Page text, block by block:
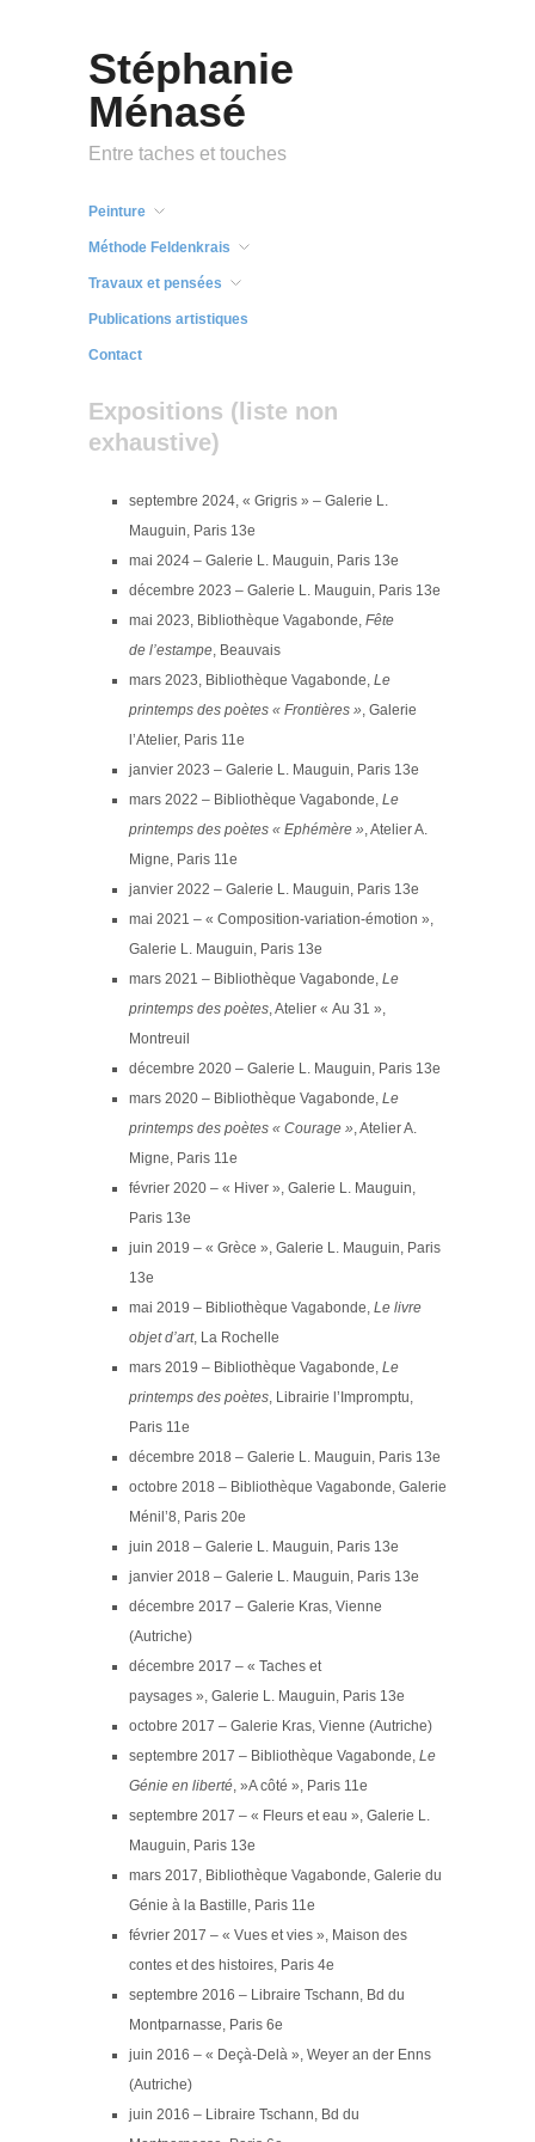
Stéphanie
Ménasé
Entre taches et touches
Peinture
Méthode Feldenkrais
Travaux et pensées
Publications artistiques
Contact
Expositions (liste non
exhaustive)
septembre 2024, « Grigris » – Galerie L.
Mauguin, Paris 13e
mai 2024 – Galerie L. Mauguin, Paris 13e
décembre 2023 – Galerie L. Mauguin, Paris 13e
mai 2023, Bibliothèque Vagabonde,Fête
del’estampe, Beauvais
mars 2023, Bibliothèque Vagabonde,Le
printemps des poètes « Frontières », Galerie
l’Atelier, Paris 11e
janvier 2023 – Galerie L. Mauguin, Paris 13e
mars 2022 – Bibliothèque Vagabonde,Le
printemps des poètes « Ephémère », Atelier A.
Migne, Paris 11e
janvier 2022 – Galerie L. Mauguin, Paris 13e
mai 2021 – « Composition-variation-émotion »,
Galerie L. Mauguin, Paris 13e
mars 2021 – Bibliothèque Vagabonde,Le
printemps des poètes, Atelier « Au 31 »,
Montreuil
décembre 2020 – Galerie L. Mauguin, Paris 13e
mars 2020 – Bibliothèque Vagabonde,Le
printemps des poètes « Courage », Atelier A.
Migne, Paris 11e
février 2020 – « Hiver », Galerie L. Mauguin,
Paris 13e
juin 2019 – « Grèce », Galerie L. Mauguin, Paris
13e
mai 2019 – Bibliothèque Vagabonde, Le livre
objet d’art, La Rochelle
mars 2019 – Bibliothèque Vagabonde,Le
printemps des poètes, Librairie l’Impromptu,
Paris 11e
décembre 2018 – Galerie L. Mauguin, Paris 13e
octobre 2018 – Bibliothèque Vagabonde, Galerie
Ménil’8, Paris 20e
juin 2018 – Galerie L. Mauguin, Paris 13e
janvier 2018 – Galerie L. Mauguin, Paris 13e
décembre 2017 – Galerie Kras, Vienne
(Autriche)
décembre 2017 – « Taches et
paysages », Galerie L. Mauguin, Paris 13e
octobre 2017 – Galerie Kras, Vienne (Autriche)
septembre 2017 – Bibliothèque Vagabonde, Le
Génie en liberté, »A côté », Paris 11e
septembre 2017 – « Fleurs et eau », Galerie L.
Mauguin, Paris 13e
mars 2017, Bibliothèque Vagabonde, Galerie du
Génie à la Bastille, Paris 11e
février 2017 – « Vues et vies », Maison des
contes et des histoires, Paris 4e
septembre 2016 – Libraire Tschann, Bd du
Montparnasse, Paris 6e
juin 2016 – « Deçà-Delà », Weyer an der Enns
(Autriche)
juin 2016 – Libraire Tschann, Bd du